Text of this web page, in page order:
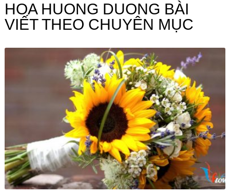
HOA HUONG DUONG BÀI
VIẾT THEO CHUYÊN MỤC